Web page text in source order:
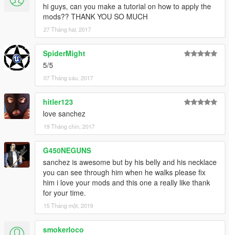
hi guys, can you make a tutorial on how to apply the
mods?? THANK YOU SO MUCH
27 Tháng hai, 2017
SpiderMight
5/5
07 Tháng sáu, 2017
hitler123
love sanchez
19 Tháng chín, 2017
G450NEGUNS
sanchez is awesome but by his belly and his necklace
you can see through him when he walks please fix
him i love your mods and this one a really like thank
for your time.
15 Tháng một, 2019
smokerloco